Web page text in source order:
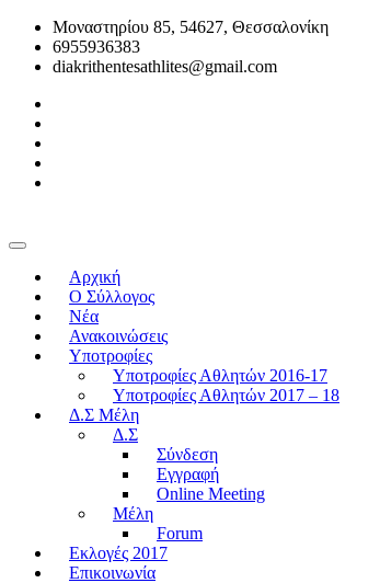
Μοναστηρίου 85, 54627, Θεσσαλονίκη
6955936383
diakrithentesathlites@gmail.com
Αρχική
O Σύλλογος
Νέα
Ανακοινώσεις
Υποτροφίες
Υποτροφίες Αθλητών 2016-17
Υποτροφίες Αθλητών 2017 – 18
Δ.Σ Μέλη
Δ.Σ
Σύνδεση
Εγγραφή
Online Meeting
Μέλη
Forum
Εκλογές 2017
Επικοινωνία